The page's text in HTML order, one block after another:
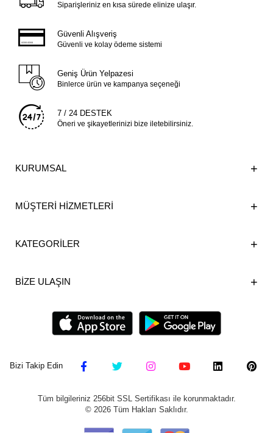
Siparişleriniz en kısa sürede elinize ulaşır.
Güvenli Alışveriş
Güvenli ve kolay ödeme sistemi
Geniş Ürün Yelpazesi
Binlerce ürün ve kampanya seçeneği
7 / 24 DESTEK
Öneri ve şikayetlerinizi bize iletebilirsiniz.
KURUMSAL
MÜŞTERİ HİZMETLERİ
KATEGORİLER
BİZE ULAŞIN
Bizi Takip Edin
Tüm bilgileriniz 256bit SSL Sertifikası ile korunmaktadır.
© 2026Tüm Hakları Saklıdır.